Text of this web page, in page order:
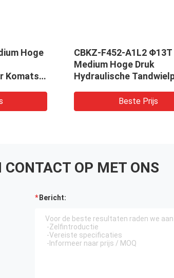
Hoge
Komatsu
CBKZ-F452-A1L2 Φ13T
Medium Hoge Druk
Hydraulische
Boor, KraanBeste Prijs
CONTACT OP MET ONS
Bericht: